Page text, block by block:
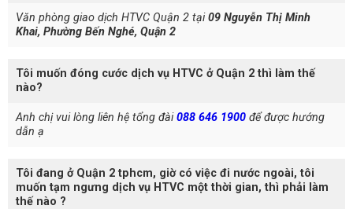
Văn phòng giao dịch HTVC Quận 2 tại09 Nguyễn Thị Minh
Khai, Phường Bến Nghé, Quận 2
Tôi muốn đóng cước dịch vụ HTVC ở Quận 2 thì làm thế
nào?
Anh chị vui lòng liên hệ tổng đài088 646 1900 để được hướng
dẫn ạ
Tôi đang ở Quận 2 tphcm, giờ có việc đi nước ngoài, tôi
muốn tạm ngưng dịch vụ HTVC một thời gian, thì phải làm
thế nào ?